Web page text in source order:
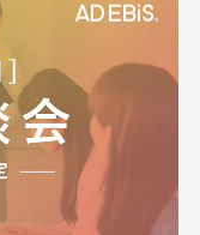
分なデータの計
正しい意思決定
を招いてしま
マーケティング
か。